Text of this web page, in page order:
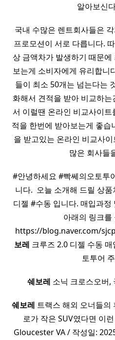
알아보신
국내 수많은 렌트회사들은
프로모션이 서로 다릅니다.
상 금액차가 발생하기 때문
보는게 소비자에게 유리합니
들이 최소 50개는 넘는다는
화해서 견적을 받아 비교하
서 이럴땐 온라인 비교사이
적을 한번에 받아보는게 좋습
을 받고있는 온라인 비교사
많은 회사들
#안녕하세요 #빡쎄의오토투
니다. ​ 오늘 소개해 드릴 상
디젤 #수동 입니다. 매입과
아래의 링크를
https://blog.naver.com/
보레 크루즈 2.0 디젤 수동
토투어
쉐보레 소닉 크로스오버,
쉐보레 트랙스 해외 오너들의
로가 작은 SUV였다면 이
Gloucester VA / 작성일: